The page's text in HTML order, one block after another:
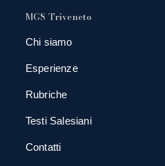
MGS Triveneto
Chi siamo
Esperienze
Rubriche
Testi Salesiani
Contatti